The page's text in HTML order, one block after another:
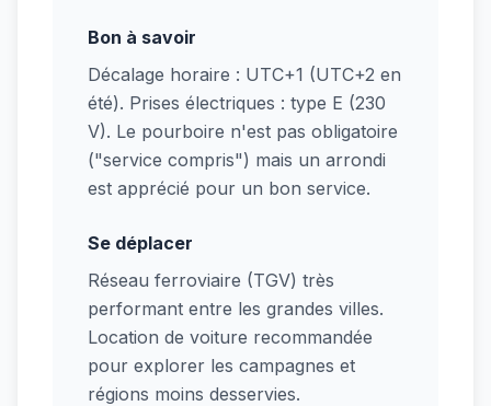
Bon à savoir
Décalage horaire : UTC+1 (UTC+2 en
été). Prises électriques : type E (230
V). Le pourboire n'est pas obligatoire
("service compris") mais un arrondi
est apprécié pour un bon service.
Se déplacer
Réseau ferroviaire (TGV) très
performant entre les grandes villes.
Location de voiture recommandée
pour explorer les campagnes et
régions moins desservies.